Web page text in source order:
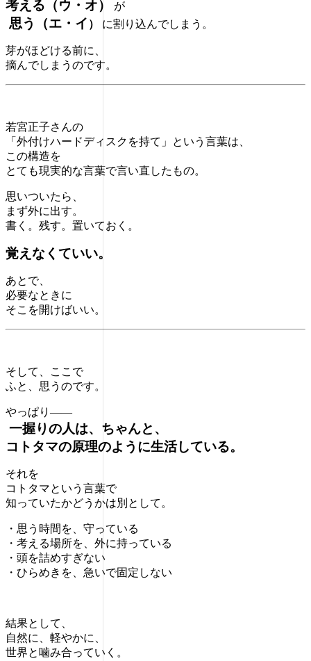
考える（ウ・オ） が
思う（エ・イ ） に割り込んでしまう。
芽がほどける前に、
摘んでしまうのです。
若宮正子さんの
「外付けハードディスクを持て」という言葉は、
この構造を
とても現実的な言葉で言い直したもの。
思いついたら、
まず外に出す。
書く。残す。置いておく。
覚えなくていい。
あとで、
必要なときに
そこを開けばいい。
そして、ここで
ふと、思うのです。
やっぱり――
一握りの人は、ちゃんと、
コトタマの原理のように生活している。
それを
コトタマという言葉で
知っていたかどうかは別として。
・思う時間を、守っている
・考える場所を、外に持っている
・頭を詰めすぎない
・ひらめきを、急いで固定しない
結果として、
自然に、軽やかに、
世界と噛み合っていく。